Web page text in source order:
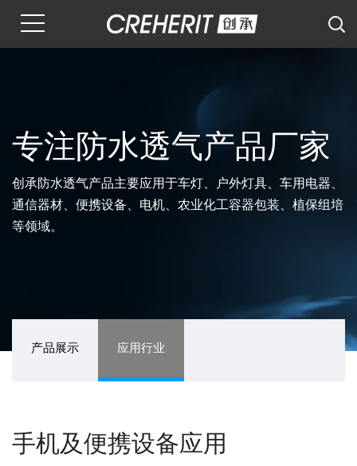
专注防水透气产品厂家
创承防水透气产品主要应用于车灯、户外灯具、车用电器、
通信器材、便携设备、电机、农业化工容器包装、植保组培
等领域。
产品展示 应用行业
手机及便携设备应用